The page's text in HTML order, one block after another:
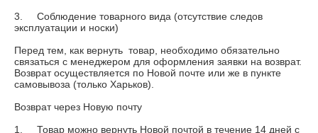
3.	Соблюдение товарного вида (отсутствие следов
эксплуатации и носки)
Перед тем, как вернуть  товар, необходимо обязательно
связаться с менеджером для оформления заявки на возврат.
Возврат осуществляется по Новой почте или же в пункте
самовывоза (только Харьков).
Возврат через Новую почту
1.	Товар можно вернуть Новой почтой в течение 14 дней с